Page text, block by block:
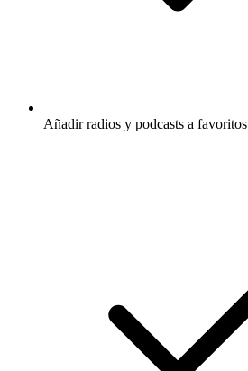
Añadir radios y podcasts a favoritos